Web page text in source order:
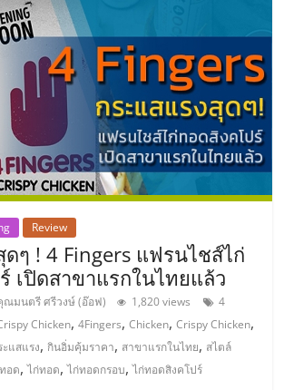
Review
ดๆ ! 4 Fingers แฟรนไชส์ไก่
เปิดสาขาแรกในไทยแล้ว
ณมนตรี ศรีวงษ์ (อ๊อฟ) 1,820 views
4
Chicken,4Fingers,Chicken,Crispy Chicken,
ะแสแรง,กินอิ่มคุ้มราคา, สาขาแรกในไทย, สไตล์
อด,ไก่ทอด,ไก่ทอดกรอบ,ไก่ทอดสิงคโปร์